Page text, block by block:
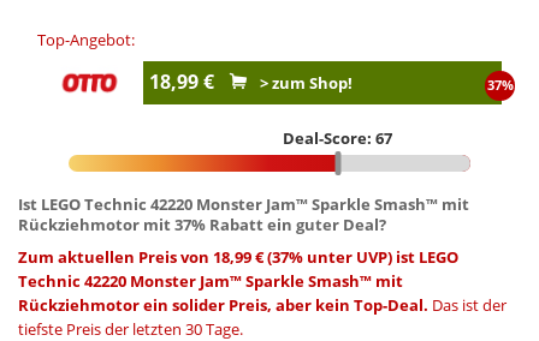
Top-Angebot:
18,99 € 37%
> zum Shop!
Deal-Score: 67
Ist LEGO Technic 42220 Monster Jam™ Sparkle Smash™ mit
Rückziehmotor mit 37% Rabatt ein guter Deal?
Zum aktuellen Preis von 18,99 € (37% unter UVP) ist LEGO
Technic 42220 Monster Jam™ Sparkle Smash™ mit
Rückziehmotor ein solider Preis, aber kein Top-Deal. Das ist der
tiefste Preis der letzten 30 Tage.